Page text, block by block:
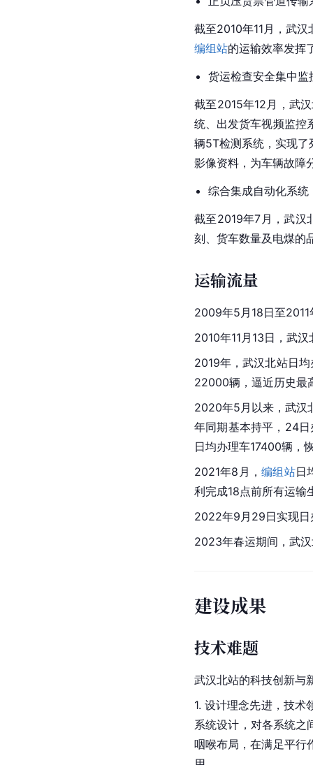
截至2010年11月，武
编组站的运输效率发挥
货运检查安全集中监
截至2015年12月，武
统、出发货车视频监控
辆5T检测系统，实现了
影像资料，为车辆故障
综合集成自动化系统
截至2019年7月，武汉
刻、货车数量及电煤的
运输流量
2009年5月18日至2011
2010年11月13日，武
2019年，武汉北站日
22000辆，逼近历史最
2020年5月以来，武汉
年同期基本持平，24
日均办理车17400辆，
2021年8月，编组站日
利完成18点前所有运
2022年9月29日实现
2023年春运期间，武
建设成果
技术难题
武汉北站的科技创新与
1. 设计理念先进，技术
系统设计，对各系统之
咽喉布局，在满足平行